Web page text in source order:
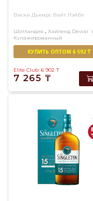
Виски Дьюарс Вайт Лэйбл
Шотландия , Хайленд Dewar`s
Купажированный
КУПИТЬ ОПТОМ 6 592 ₸
Elite Club: 6 902 ₸
7 265 ₸